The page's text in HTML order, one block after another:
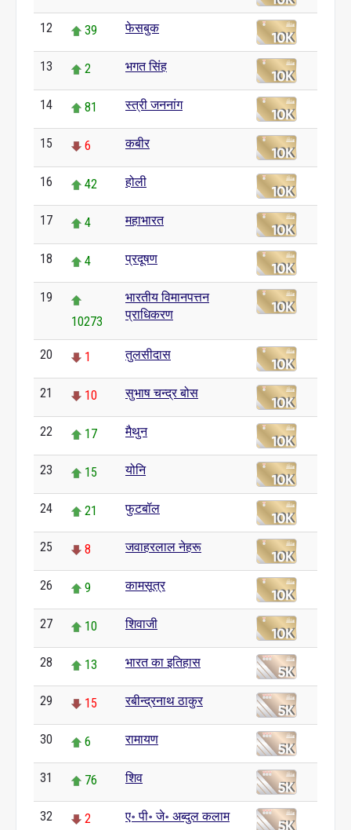
12 39 फेसबुक
13 2 भगत सिंह
14 81 स्त्री जननांग
15 6 कबीर
16 42 होली
17 4 महाभारत
18 4 प्रदूषण
19
10273
भारतीय विमानपत्तन
प्राधिकरण
20 1 तुलसीदास
21 10 सुभाष चन्द्र बोस
22 17 मैथुन
23 15 योनि
24 21 फुटबॉल
25 8 जवाहरलाल नेहरू
26 9 कामसूत्र
27 10 शिवाजी
28 13 भारत का इतिहास
29 15 रबीन्द्रनाथ ठाकुर
30 6 रामायण
31 76 शिव
32 2 ए॰ पी॰ जे॰ अब्दुल कलाम